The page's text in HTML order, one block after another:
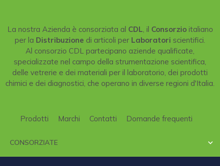
La nostra Azienda è consorziata al CDL , il Consorzioitaliano
per la Distribuzione di articoli per Laboratori scientifici.
Al consorzio CDL partecipano aziende qualificate,
specializzate nel campo della strumentazione scientifica,
delle vetrerie e dei materiali per il laboratorio, dei prodotti
chimici e dei diagnostici, che operano in diverse regioni d'Italia.
Prodotti Marchi Contatti Domande frequenti
CONSORZIATE 